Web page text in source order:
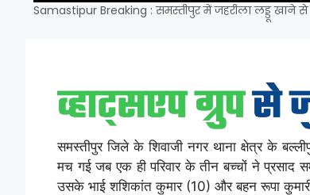
Samastipur Breaking : समस्तीपुर में जहरीला लड्डू खाने
समस्तीपुर जिले के शिवाजी नगर थाना क्षेत्र के
मच गई जब एक ही परिवार के तीन बच्चों ने प्रसाद
उसके भाई शशिकांत कुमार (10) और बहन रूपा